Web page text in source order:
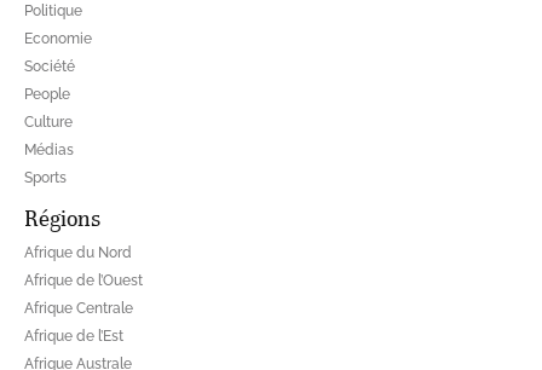
Politique
Economie
Société
People
Culture
Médias
Sports
Régions
Afrique du Nord
Afrique de l’Ouest
Afrique Centrale
Afrique de l’Est
Afrique Australe